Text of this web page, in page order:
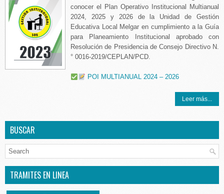
conocer el Plan Operativo Institucional Multianual
2024, 2025 y 2026 de la Unidad de Gestión
Educativa Local Melgar en cumplimiento a la Guía
para Planeamiento Institucional aprobado con
Resolución de Presidencia de Consejo Directivo N.
° 0016-2019/CEPLAN/PCD.
POI MULTIANUAL 2024 – 2026
Leer más...
BUSCAR
TRAMITES EN LINEA